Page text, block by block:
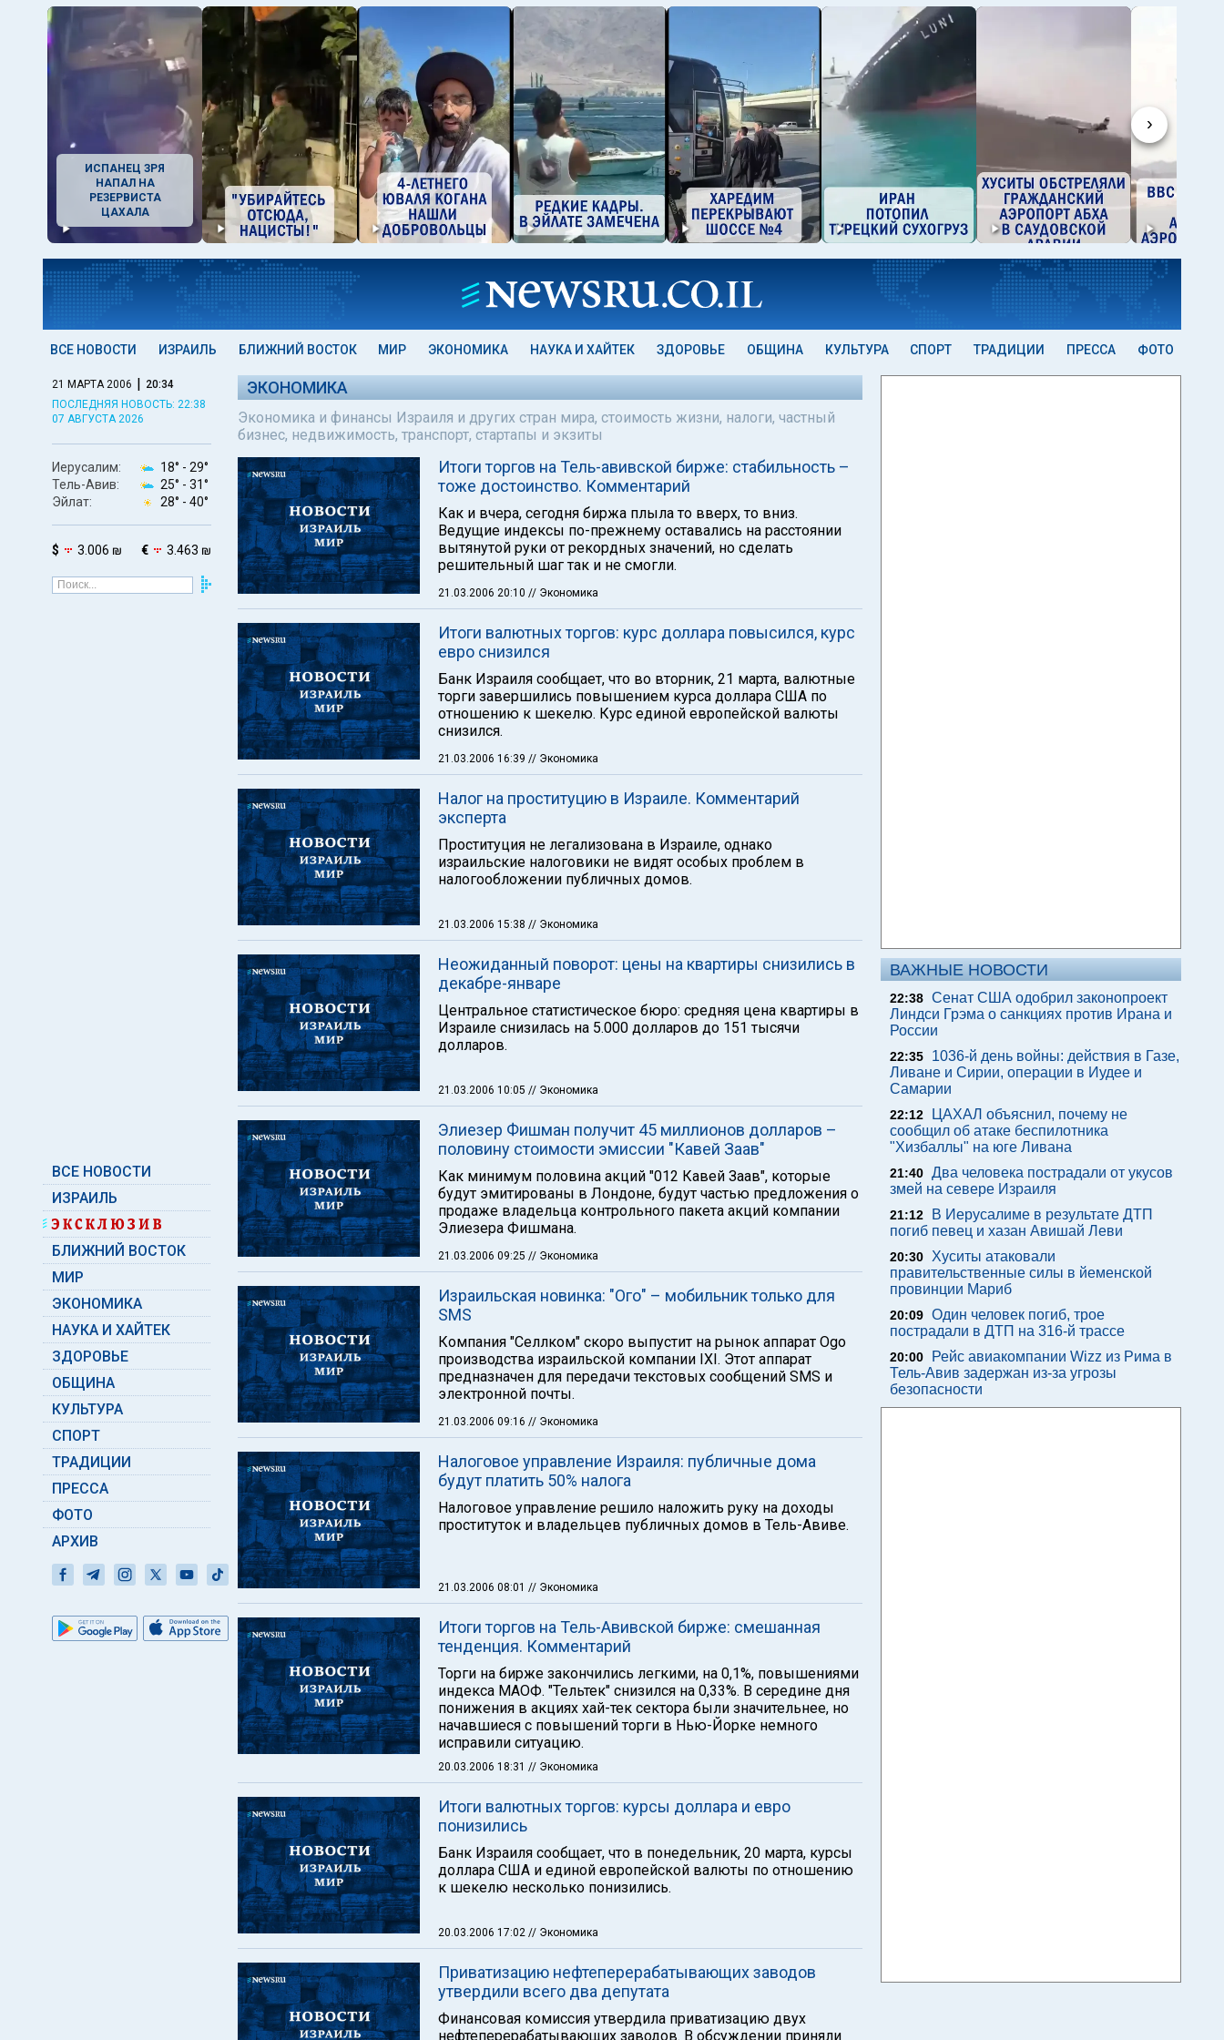
›
ИСПАНЕЦ ЗРЯ
НАПАЛ НА
РЕЗЕРВИСТА
ЦАХАЛА
ВСЕ НОВОСТИ ИЗРАИЛЬ БЛИЖНИЙ ВОСТОК МИР ЭКОНОМИКА НАУКА И ХАЙТЕК ЗДОРОВЬЕ ОБЩИНА КУЛЬТУРА СПОРТ ТРАДИЦИИ ПРЕССА ФОТО
21 МАРТА 2006 | 20:34
ПОСЛЕДНЯЯ НОВОСТЬ: 22:38
07 АВГУСТА 2026
Иерусалим: 18° - 29°
Тель-Авив:
25° - 31°
Эйлат:
28° - 40°
$ 3.006 ₪ € 3.463 ₪
ВСЕ НОВОСТИ
ИЗРАИЛЬ
БЛИЖНИЙ ВОСТОК
МИР
ЭКОНОМИКА
НАУКА И ХАЙТЕК
ЗДОРОВЬЕ
ОБЩИНА
КУЛЬТУРА
СПОРТ
ТРАДИЦИИ
ПРЕССА
ФОТО
АРХИВ
ЭКОНОМИКА
Экономика и финансы Израиля и других стран мира, стоимость жизни, налоги, частный
бизнес, недвижимость, транспорт, стартапы и экзиты
Итоги торгов на Тель-авивской бирже: стабильность –
тоже достоинство. Комментарий
Как и вчера, сегодня биржа плыла то вверх, то вниз.
Ведущие индексы по-прежнему оставались на расстоянии
вытянутой руки от рекордных значений, но сделать
решительный шаг так и не смогли.
21.03.2006 20:10 // Экономика
Итоги валютных торгов: курс доллара повысился, курс
евро снизился
Банк Израиля сообщает, что во вторник, 21 марта, валютные
торги завершились повышением курса доллара США по
отношению к шекелю. Курс единой европейской валюты
снизился.
21.03.2006 16:39 // Экономика
Налог на проституцию в Израиле. Комментарий
эксперта
Проституция не легализована в Израиле, однако
израильские налоговики не видят особых проблем в
налогообложении публичных домов.
21.03.2006 15:38 // Экономика
Неожиданный поворот: цены на квартиры снизились в
декабре-январе
Центральное статистическое бюро: средняя цена квартиры в
Израиле снизилась на 5.000 долларов до 151 тысячи
долларов.
21.03.2006 10:05 // Экономика
Элиезер Фишман получит 45 миллионов долларов –
половину стоимости эмиссии "Кавей Заав"
Как минимум половина акций "012 Кавей Заав", которые
будут эмитированы в Лондоне, будут частью предложения о
продаже владельца контрольного пакета акций компании
Элиезера Фишмана.
21.03.2006 09:25 // Экономика
Израильская новинка: "Ого" – мобильник только для
SMS
Компания "Селлком" скоро выпустит на рынок аппарат Ogo
производства израильской компании IXI. Этот аппарат
предназначен для передачи текстовых сообщений SMS и
электронной почты.
21.03.2006 09:16 // Экономика
Налоговое управление Израиля: публичные дома
будут платить 50% налога
Налоговое управление решило наложить руку на доходы
проституток и владельцев публичных домов в Тель-Авиве.
21.03.2006 08:01 // Экономика
Итоги торгов на Тель-Авивской бирже: смешанная
тенденция. Комментарий
Торги на бирже закончились легкими, на 0,1%, повышениями
индекса МАОФ. "Тельтек" снизился на 0,33%. В середине дня
понижения в акциях хай-тек сектора были значительнее, но
начавшиеся с повышений торги в Нью-Йорке немного
исправили ситуацию.
20.03.2006 18:31 // Экономика
Итоги валютных торгов: курсы доллара и евро
понизились
Банк Израиля сообщает, что в понедельник, 20 марта, курсы
доллара США и единой европейской валюты по отношению
к шекелю несколько понизились.
20.03.2006 17:02 // Экономика
Приватизацию нефтеперерабатывающих заводов
утвердили всего два депутата
Финансовая комиссия утвердила приватизацию двух
нефтеперерабатывающих заводов. В обсуждении приняли
ВАЖНЫЕ НОВОСТИ
22:38 Сенат США одобрил законопроект
Линдси Грэма о санкциях против Ирана и
России
22:35
1036-й день войны: действия в Газе,
Ливане и Сирии, операции в Иудее и
Самарии
22:12
ЦАХАЛ объяснил, почему не
сообщил об атаке беспилотника
"Хизбаллы" на юге Ливана
21:40 Два человека пострадали от укусов
змей на севере Израиля
21:12
В Иерусалиме в результате ДТП
погиб певец и хазан Авишай Леви
20:30
Хуситы атаковали
правительственные силы в йеменской
провинции Мариб
20:09 Один человек погиб, трое
пострадали в ДТП на 316-й трассе
20:00
Рейс авиакомпании Wizz из Рима в
Тель-Авив задержан из-за угрозы
безопасности